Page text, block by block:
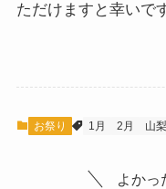
ただけますと幸いで
お祭り 1月 2月 山梨
よかっ